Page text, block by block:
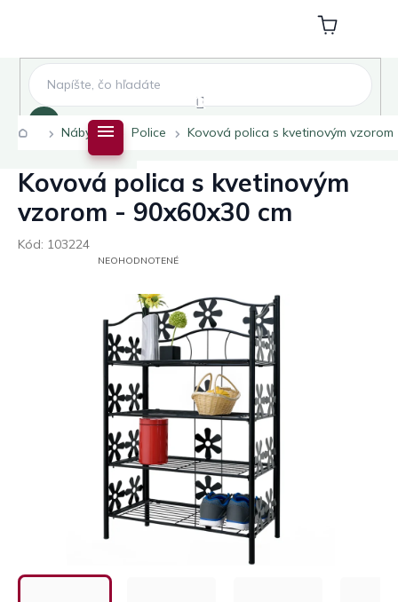
Nákupný
košík
Domov
Nábytok Police Kovová polica s kvetinovým vzorom
Kovová polica s kvetinovým
vzorom - 90x60x30 cm
Kód: 103224
PRIEMERNÉ
HVIEZDIČIEK.
NEOHODNOTENÉ